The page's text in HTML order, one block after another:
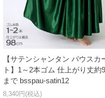
【サテンシャンタン パウスカ
ト】1～2本ゴム 仕上がり丈約
まで bsspau-satin12
8,340円(税込)